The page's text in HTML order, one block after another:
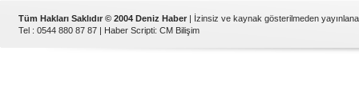
Tüm Hakları Saklıdır © 2004 Deniz Haber | İzinsiz ve kaynak gösterilmeden
Tel : 0544 880 87 87 | Haber Scripti: CM Bilişim